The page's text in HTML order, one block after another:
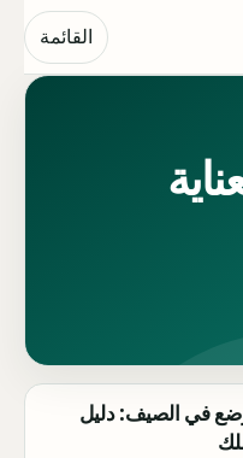
القائمة
في الصيف: دليل